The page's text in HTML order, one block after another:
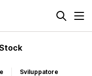
Sviluppatore